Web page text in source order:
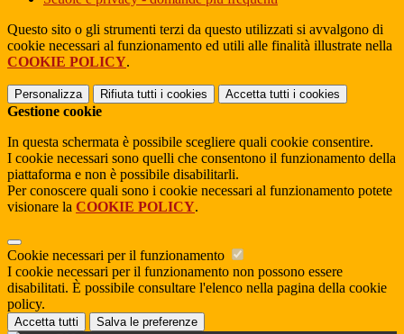
Questo sito o gli strumenti terzi da questo utilizzati si avvalgono di
cookie necessari al funzionamento ed utili alle finalità illustrate nella
COOKIE POLICY.
Personalizza Rifiuta tutti i cookies Accetta tutti i cookies
Gestione cookie
In questa schermata è possibile scegliere quali cookie consentire.
I cookie necessari sono quelli che consentono il funzionamento della
piattaforma e non è possibile disabilitarli.
Per conoscere quali sono i cookie necessari al funzionamento potete
visionare la COOKIE POLICY.
Cookie necessari per il funzionamento
I cookie necessari per il funzionamento non possono essere
disabilitati. È possibile consultare l'elenco nella pagina della cookie
policy.
Accetta tutti Salva le preferenze